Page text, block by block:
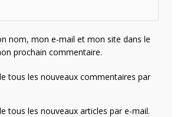
nom, mon e-mail et mon site dans le
prochain commentaire.
tous les nouveaux commentaires par
tous les nouveaux articles par e-mail.